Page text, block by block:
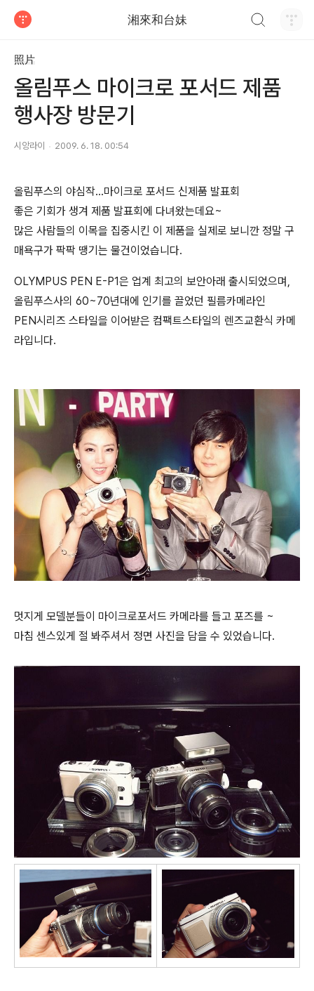
湘來和台妹
照片
올림푸스 마이크로 포서드 제품
행사장 방문기
시앙라이 2009. 6. 18. 00:54
올림푸스의 야심작...마이크로 포서드 신제품 발표회
좋은 기회가 생겨 제품 발표회에 다녀왔는데요~
많은 사람들의 이목을 집중시킨 이 제품을 실제로 보니깐 정말 구
매욕구가 팍팍 땡기는 물건이었습니다.
OLYMPUS PEN E-P1은 업계 최고의 보안아래 출시되었으며,
올림푸스사의 60~70년대에 인기를 끌었던 필름카메라인
PEN시리즈 스타일을 이어받은 컴팩트스타일의 렌즈교환식 카메
라입니다.
멋지게 모델분들이 마이크로포서드 카메라를 들고 포즈를 ~
마침 센스있게 절 봐주셔서 정면 사진을 담을 수 있었습니다.